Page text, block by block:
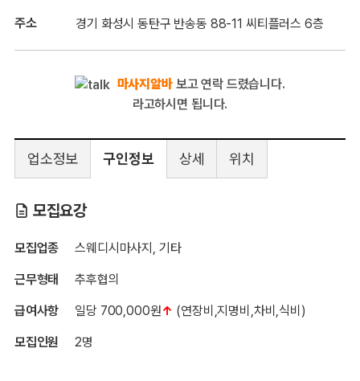
주소 경기 화성시 동탄구 반송동 88-11 씨티플러스 6층
마사지알바보고 연락 드렸습니다.
라고하시면 됩니다.
업소정보 구인정보 상세 위치
동탄 하늘테라피
모집요강
모집업종 스웨디시마사지, 기타
근무형태 추후협의
급여사항 일당 700,000원↑ (연장비,지명비,차비,식비)
모집인원 2명